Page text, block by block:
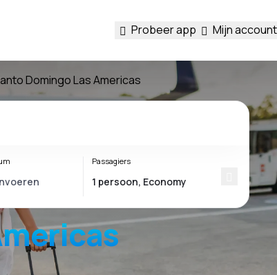
Probeer app Mijn account
Domingo Las Americas
Passagiers